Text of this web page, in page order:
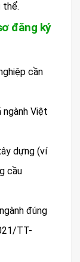
thể.
đăng ký
cần
ngành Việt
dựng (ví
cầu
đúng
TT-